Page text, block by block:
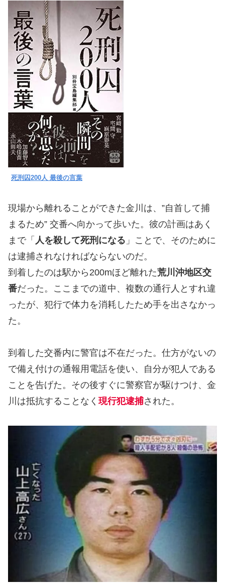
死刑囚200人 最後の言葉
現場から離れることができた金川は、”自首して捕
まるため” 交番へ向かって歩いた。彼の計画はあく
まで「 人を殺して死刑になる 」ことで、そのために
は逮捕されなければならないのだ。
到着したのは駅から200mほど離れた荒川沖地区交
番だった。ここまでの道中、複数の通行人とすれ違
ったが、犯行で体力を消耗したため手を出さなかっ
た。
到着した交番内に警官は不在だった。仕方がないの
で備え付けの通報用電話を使い、自分が犯人である
ことを告げた。その後すぐに警察官が駆けつけ、金
川は抵抗することなく 現行犯逮捕された。